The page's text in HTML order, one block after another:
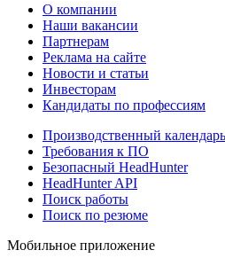
О компании
Наши вакансии
Партнерам
Реклама на сайте
Новости и статьи
Инвесторам
Кандидаты по профессиям
Производственный календарь
Требования к ПО
Безопасный HeadHunter
HeadHunter API
Поиск работы
Поиск по резюме
Мобильное приложение